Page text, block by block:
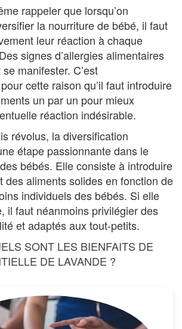
rappeler que lorsqu’on
la nourriture de bébé, il faut
leur réaction à chaque
signes d’allergies alimentaires
manifester. C’est
cette raison qu’il faut introduire
un par un pour mieux
réaction indésirable.
révolus, la diversification
étape passionnante dans le
bébés. Elle consiste à introduire
des aliments solides en fonction de
individuels des bébés. Si elle
il faut néanmoins privilégier des
et adaptés aux tout-petits.
SONT LES BIENFAITS DE
DE LAVANDE ?